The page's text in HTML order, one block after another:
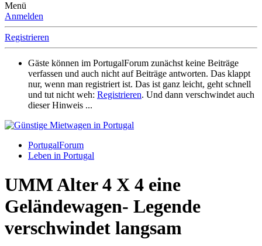
Menü
Anmelden
Registrieren
Gäste können im PortugalForum zunächst keine Beiträge
verfassen und auch nicht auf Beiträge antworten. Das klappt
nur, wenn man registriert ist. Das ist ganz leicht, geht schnell
und tut nicht weh: Registrieren. Und dann verschwindet auch
dieser Hinweis ...
PortugalForum
Leben in Portugal
UMM Alter 4 X 4 eine
Geländewagen- Legende
verschwindet langsam